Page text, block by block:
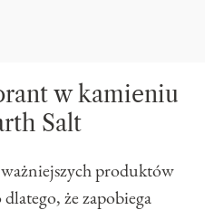
w kamieniu
Salt
produktów
że zapobiega